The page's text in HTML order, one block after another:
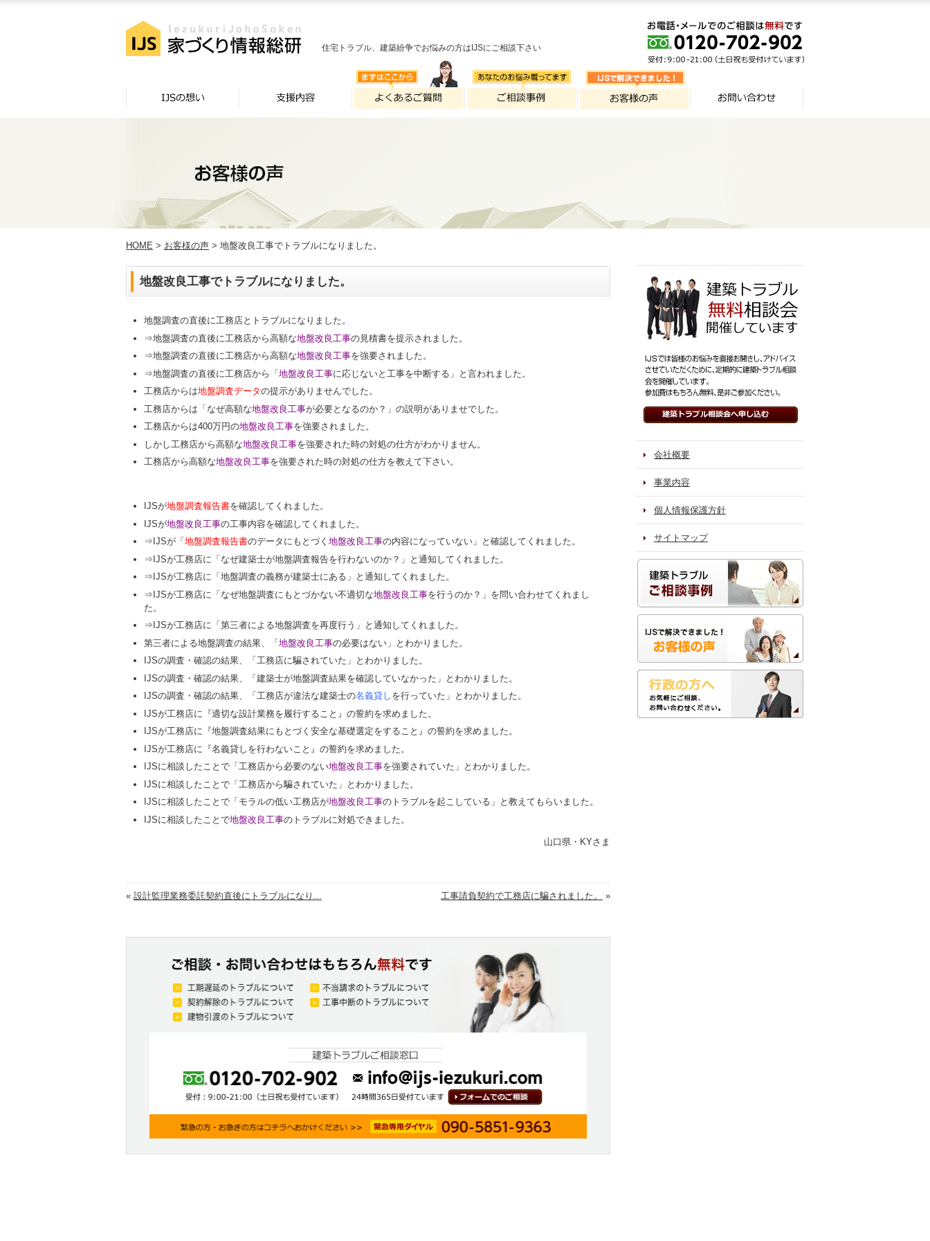
住宅トラブル、建築紛争でお悩みの方はIJSにご相談下さい
会社概要
事業内容
個人情報保護方針
サイトマップ
HOME > お客様の声 > 地盤改良工事でトラブルになりました。
地盤改良工事でトラブルになりました。
地盤調査の直後に工務店とトラブルになりました。
⇒地盤調査の直後に工務店から高額な地盤改良工事の見積書を提示されました。
⇒地盤調査の直後に工務店から高額な地盤改良工事を強要されました。
⇒地盤調査の直後に工務店から「地盤改良工事に応じないと工事を中断する」と言われました。
工務店からは地盤調査データの提示がありませんでした。
工務店からは「なぜ高額な地盤改良工事が必要となるのか？」の説明がありませでした。
工務店からは400万円の地盤改良工事を強要されました。
しかし工務店から高額な地盤改良工事を強要された時の対処の仕方がわかりません。
工務店から高額な地盤改良工事を強要された時の対処の仕方を教えて下さい。
IJSが地盤調査報告書を確認してくれました。
IJSが地盤改良工事の工事内容を確認してくれました。
⇒IJSが「 地盤調査報告書のデータにもとづく 地盤改良工事の内容になっていない」と確認してくれました。
⇒IJSが工務店に「なぜ建築士が地盤調査報告を行わないのか？」と通知してくれました。
⇒IJSが工務店に「地盤調査の義務が建築士にある」と通知してくれました。
⇒IJSが工務店に「なぜ地盤調査にもとづかない不適切な地盤改良工事を行うのか？」を問い合わせてくれまし
た。
⇒IJSが工務店に「第三者による地盤調査を再度行う」と通知してくれました。
第三者による地盤調査の結果、「地盤改良工事の必要はない」とわかりました。
IJSの調査・確認の結果、「工務店に騙されていた」とわかりました。
IJSの調査・確認の結果、「建築士が地盤調査結果を確認していなかった」とわかりました。
IJSの調査・確認の結果、「工務店が違法な建築士の名義貸し を行っていた」とわかりました。
IJSが工務店に『適切な設計業務を履行すること』の誓約を求めました。
IJSが工務店に『地盤調査結果にもとづく安全な基礎選定をすること』の誓約を求めました。
IJSが工務店に『名義貸しを行わないこと』の誓約を求めました。
IJSに相談したことで「工務店から必要のない地盤改良工事を強要されていた」とわかりました。
IJSに相談したことで「工務店から騙されていた」とわかりました。
IJSに相談したことで「モラルの低い工務店が地盤改良工事のトラブルを起こしている」と教えてもらいました。
IJSに相談したことで地盤改良工事のトラブルに対処できました。
山口県・KYさま
« 設計監理業務委託契約直後にトラブルになり... 工事請負契約で工務店に騙されました。 »